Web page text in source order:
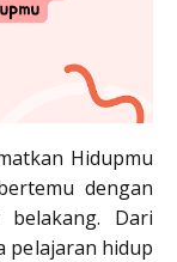
Hidupmu
dengan
Dari
pelajaran hidup